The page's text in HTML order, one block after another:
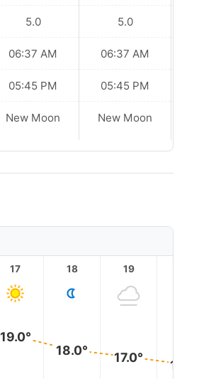
5.0
06:37 AM
05:45 PM
New Moon
5.0
06:37 AM
05:45 PM
New Moon
17
19.0°
18
18.0°
19
17.0°
16.0°